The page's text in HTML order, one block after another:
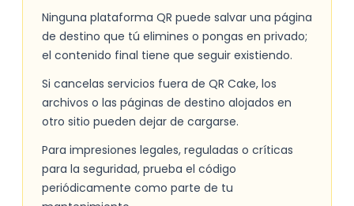
Ninguna plataforma QR puede salvar una página
de destino que tú elimines o pongas en privado;
el contenido final tiene que seguir existiendo.
Si cancelas servicios fuera de QR Cake, los
archivos o las páginas de destino alojados en
otro sitio pueden dejar de cargarse.
Para impresiones legales, reguladas o críticas
para la seguridad, prueba el código
periódicamente como parte de tu